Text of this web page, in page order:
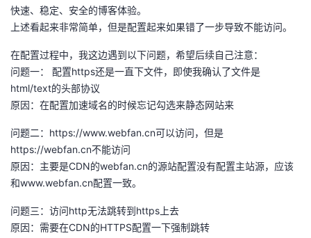
快速、稳定、安全的博客体验。
上述看起来非常简单，但是配置起来如果错了一步导致不能访问。
在配置过程中，我这边遇到以下问题，希望后续自己注意：
问题一： 配置https还是一直下文件，即使我确认了文件是
html/text的头部协议
原因：在配置加速域名的时候忘记勾选来静态网站来
问题二： https://www.webfan.cn可以访问，但是
https://webfan.cn不能访问
原因：主要是CDN的webfan.cn的源站配置没有配置主站源，应该
和www.webfan.cn配置一致。
问题三：访问http无法跳转到https上去
原因：需要在CDN的HTTPS配置一下强制跳转